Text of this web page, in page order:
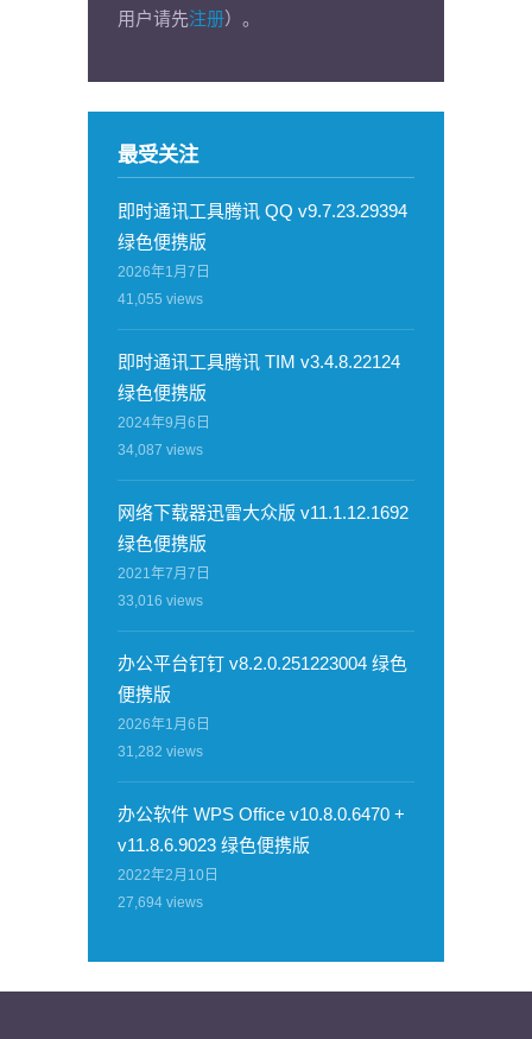
用户请先注册）。
最受关注
即时通讯工具腾讯 QQ v9.7.23.29394
绿色便携版
2026年1月7日
41,055 views
即时通讯工具腾讯 TIM v3.4.8.22124
绿色便携版
2024年9月6日
34,087 views
网络下载器迅雷大众版 v11.1.12.1692
绿色便携版
2021年7月7日
33,016 views
办公平台钉钉 v8.2.0.251223004 绿色
便携版
2026年1月6日
31,282 views
办公软件 WPS Office v10.8.0.6470 +
v11.8.6.9023 绿色便携版
2022年2月10日
27,694 views